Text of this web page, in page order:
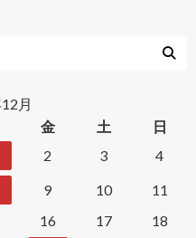
月
金 土
日
2 3
4
9 10
11
16 17
18